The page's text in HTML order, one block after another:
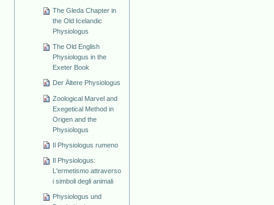
The Gleda Chapter in
the Old Icelandic
Physiologus
The Old English
Physiologus in the
Exeter Book
Der Ältere Physiologus
Zoological Marvel and
Exegetical Method in
Origen and the
Physiologus
Il Physiologus rumeno
Il Physiologus:
L'ermetismo attraverso
i simboli degli animali
Physiologus und